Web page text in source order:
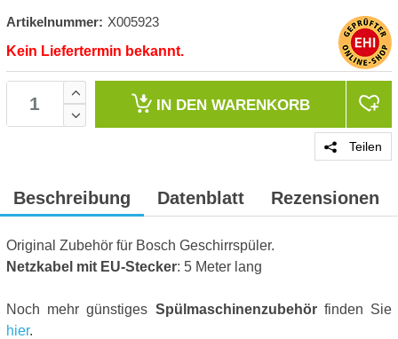
Artikelnummer: X005923
Kein Liefertermin bekannt.
IN DEN WARENKORB
Teilen
Beschreibung Datenblatt Rezensionen
Original Zubehör für Bosch Geschirrspüler.
Netzkabel mit EU-Stecker: 5 Meter lang
Noch mehr günstiges Spülmaschinenzubehörfinden Sie
hier.